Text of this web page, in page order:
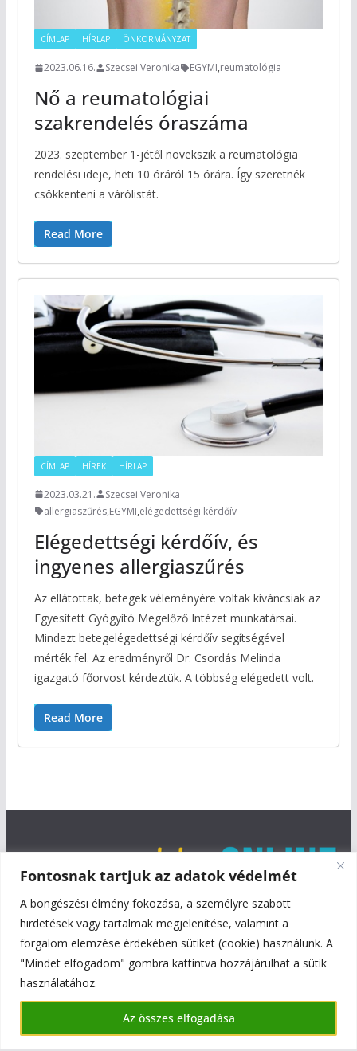
Fontosnak tartjuk az adatok védelmét
A böngészési élmény fokozása, a személyre szabott
hirdetések vagy tartalmak megjelenítése, valamint a
forgalom elemzése érdekében sütiket (cookie) használunk. A
"Mindet elfogadom" gombra kattintva hozzájárulhat a sütik
használatához.
Az összes elfogadása
CÍMLAP HÍRLAP ÖNKORMÁNYZAT
2023.06.16. Szecsei Veronika EGYMI,reumatológia
Nő a reumatológiai
szakrendelés óraszáma
2023. szeptember 1-jétől növekszik a reumatológia
rendelési ideje, heti 10 óráról 15 órára. Így szeretnék
csökkenteni a várólistát.
Read More
CÍMLAP HÍREK HÍRLAP
2023.03.21.
Szecsei Veronika
allergiaszűrés,EGYMI,elégedettségi kérdőív
Elégedettségi kérdőív, és
ingyenes allergiaszűrés
Az ellátottak, betegek véleményére voltak kíváncsiak az
Egyesített Gyógyító Megelőző Intézet munkatársai.
Mindezt betegelégedettségi kérdőív segítségével
mérték fel. Az eredményről Dr. Csordás Melinda
igazgató főorvost kérdeztük. A többség elégedett volt.
Read More
Copyright © 2026Szentmiklós Online
Theme:ColorMagby ThemeGrill. Powered byWordPress.